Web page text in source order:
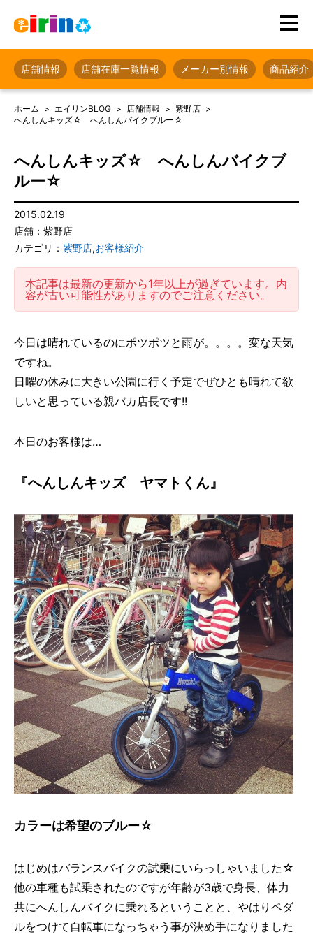
店舗情報 店舗在庫一覧情報 メーカー別情報 商品紹介
ホーム エイリンBLOG 店舗情報
紫野店
へんしんキッズ☆ へんしんバイクブルー☆
へんしんキッズ☆ へんしんバイクブ
ルー☆
2015.02.19
店舗：紫野店
カテゴリ： 紫野店,お客様紹介
本記事は最新の更新から1年以上が過ぎています。内
容が古い可能性がありますのでご注意ください。
今日は晴れているのにポツポツと雨が。。。。変な天気
ですね。
日曜の休みに大きい公園に行く予定でぜひとも晴れて欲
しいと思っている親バカ店長です!!
本日のお客様は…
『へんしんキッズ ヤマトくん』
カラーは希望のブルー☆
はじめはバランスバイクの試乗にいらっしゃいました☆
他の車種も試乗されたのですが年齢が3歳で身長、体力
共にへんしんバイクに乗れるということと、やはりペダ
ルをつけて自転車になっちゃう事が決め手になりました